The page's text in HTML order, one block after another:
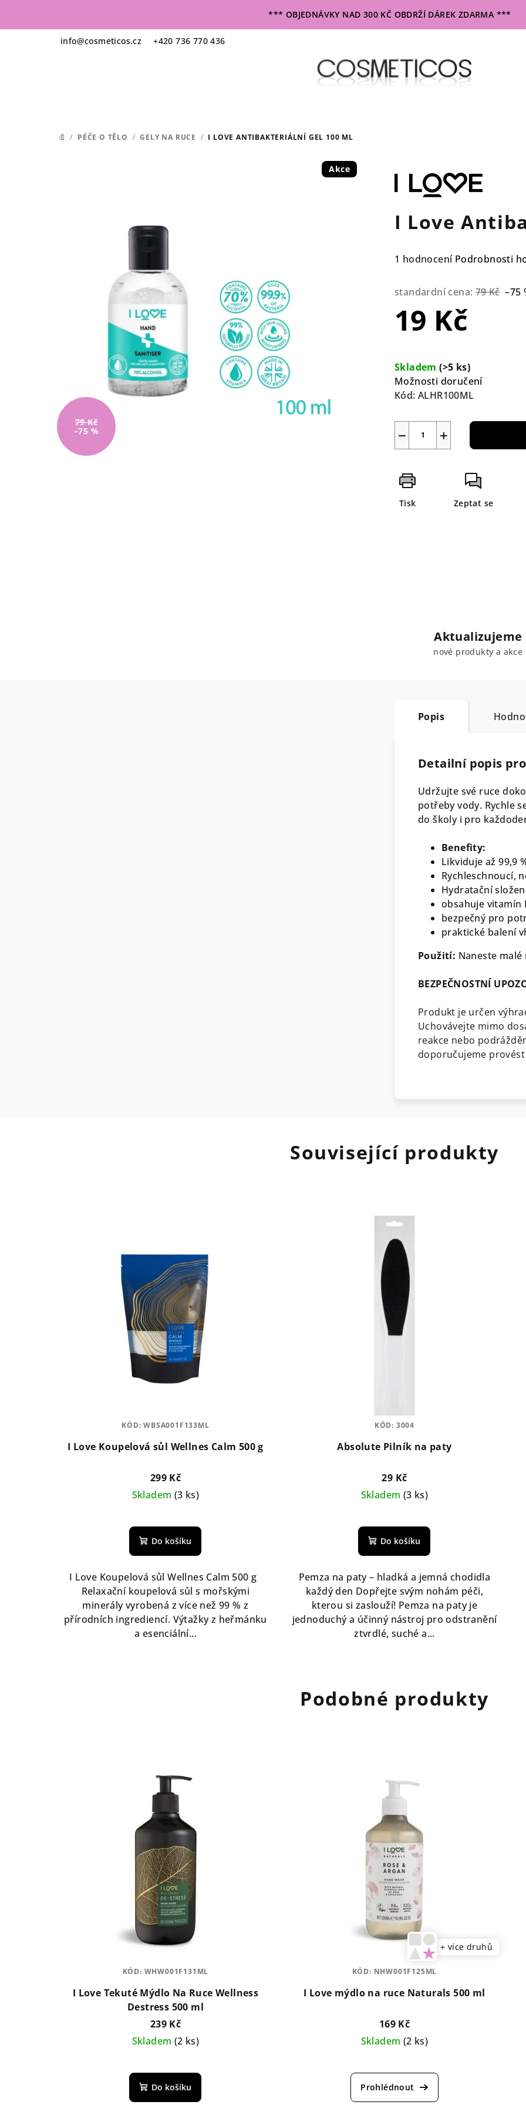
*** OBJEDNÁVKY NAD 300 KČ OBDRŽÍ DÁREK ZDARMA ***
info@cosmeticos.cz +420 736 770 436
DOMŮ
/ PÉČE O TĚLO / GELY NA RUCE / I LOVE ANTIBAKTERIÁLNÍ GEL 100 ML
I Love
Průměrné
produktu
5,0
1 hodnocení Podrobnosti
standardní cena: 79 Kč –75
19 Kč
cena:
Skladem(>5 ks)
Možnosti doručení
Kód: ALHR100ML
+
−
Tisk Zeptat se
Akce
79 Kč
–75 %
Aktualizujeme
nové produkty a akce
Popis
Detailní popis
Udržujte své ruce
potřeby vody. Rychle
do školy i pro
Benefity:
Likviduje až 99,9
Rychleschnoucí,
Hydratační
obsahuje vitamín
bezpečný pro
praktické balení
Použití: Naneste
BEZPEČNOSTNÍ
Produkt je určen
Uchovávejte mimo
reakce nebo
doporučujeme
Související produkty
I Love Koupelová sůl Wellnes Calm 500 g
299 Kč
Skladem (3 ks)
hodnocení
produktu
je
5,0
z
5
hvězdiček.
Do košíku
I Love Koupelová sůl Wellnes Calm 500 g
Relaxační koupelová sůl s mořskými
minerály vyrobená z více než 99 % z
přírodních ingrediencí. Výtažky z heřmánku
a esenciální...
KÓD:WBSA001F133ML
Absolute Pilník na paty
29 Kč
Skladem (3 ks)
hodnocení
produktu
je
5,0
z
5
hvězdiček.
Do košíku
Pemza na paty – hladká a jemná chodidla
každý den Dopřejte svým nohám péči,
kterou si zaslouží! Pemza na paty je
jednoduchý a účinný nástroj pro odstranění
ztvrdlé, suché a...
KÓD: 3004
Podobné produkty
I Love Tekuté Mýdlo Na Ruce Wellness
Destress 500 ml
239 Kč
Skladem (2 ks)
Do košíku
KÓD: WHW001F131ML
+ více druhů
I Love mýdlo na ruce Naturals 500 ml
169 Kč
Skladem (2 ks)
KÓD: NHW001F125ML